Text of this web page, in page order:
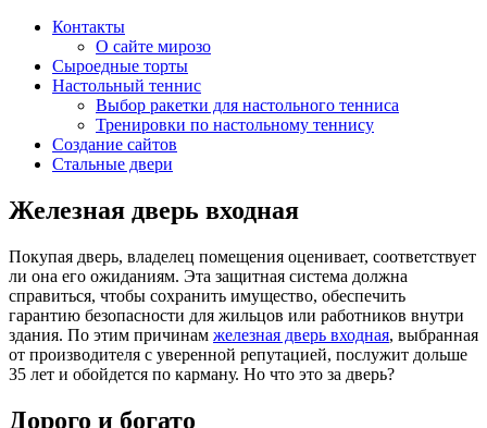
Контакты
О сайте мирозо
Сыроедные торты
Настольный теннис
Выбор ракетки для настольного тенниса
Тренировки по настольному теннису
Создание сайтов
Стальные двери
Железная дверь входная
Покупая дверь, владелец помещения оценивает, соответствует
ли она его ожиданиям. Эта защитная система должна
справиться, чтобы сохранить имущество, обеспечить
гарантию безопасности для жильцов или работников внутри
здания. По этим причинам железная дверь входная, выбранная
от производителя с уверенной репутацией, послужит дольше
35 лет и обойдется по карману. Но что это за дверь?
Дорого и богато